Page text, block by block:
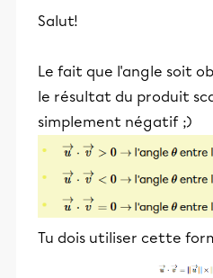
Salut!
Le fait que l'angle soit
le résultat du produit
simplement négatif ;)
Tu dois utiliser cette